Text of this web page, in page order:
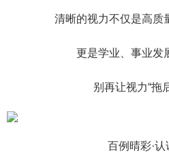
清晰的视力不仅是高质
更是学业、事业发
别再让视力“拖
百例晴彩·认